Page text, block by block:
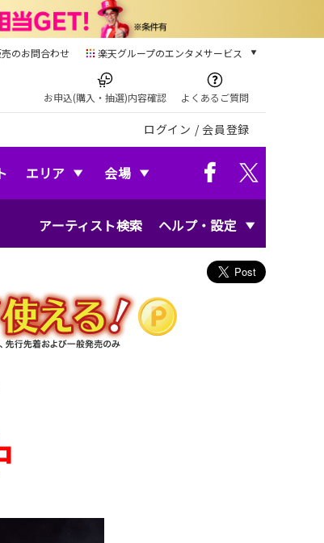
のお問合わせ 楽天グループのエンタメサービス
本/ゲーム/CD/DVD
楽天ブックス
電子書籍
楽天Kobo
音楽配信
動画配信ガイド
Rakuten PLAY
無料テレビ
お申込(購入・抽選)内容確認 よくあるご質問
ログイン / 会員登録
エリア 会場
アーティスト検索 ヘルプ・設定